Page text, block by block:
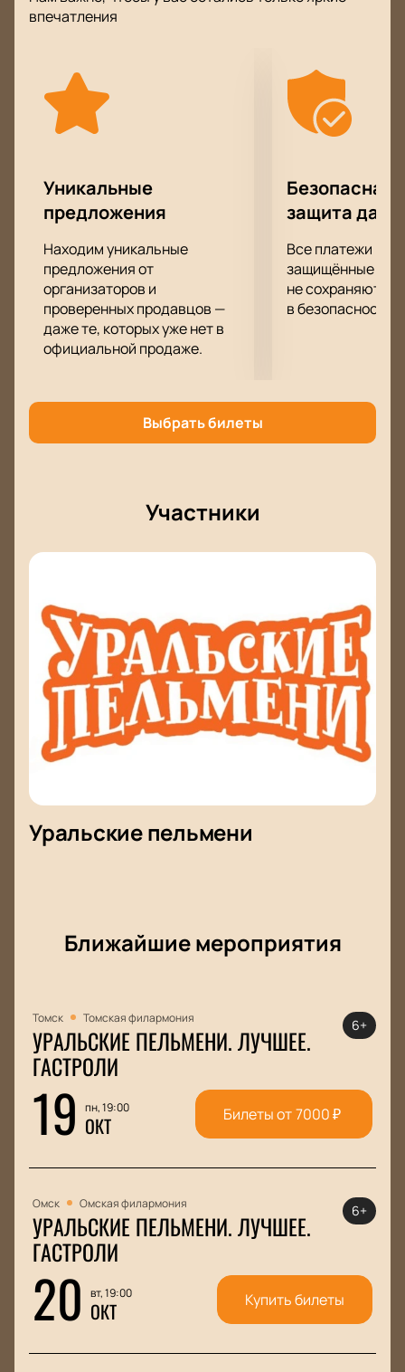
необычных сценических образах. Они с
определенной долей иронии расскажут о
очереди в магазине или банке, об отдыхе и
нелюбимой работе. В их арсенале найдется еще не
одна шутка, которая придется по душе их зрителю.
Не пропустите невероятное шоу «Уральских
шутками до следующего концерта любимого
юмористического коллектива.
впечатления
Уникальные
предложения
Находим уникальные
предложения от
организаторов и
проверенных продавцов —
даже те, которых уже нет в
официальной продаже.
Безопасная
защита
Все платежи
защищённые
не сохраняются
в безопасности.
Выбрать билеты
Участники
Уральские пельмени
Ближайшие мероприятия
Томск Томская филармония
УРАЛЬСКИЕ ПЕЛЬМЕНИ. ЛУЧШЕЕ.
ГАСТРОЛИ
19 пн, 19:00
ОКТ
6+
Билеты от7000₽
Омск Омская филармония
УРАЛЬСКИЕ ПЕЛЬМЕНИ. ЛУЧШЕЕ.
ГАСТРОЛИ
20 вт, 19:00
ОКТ
6+
Купить билеты